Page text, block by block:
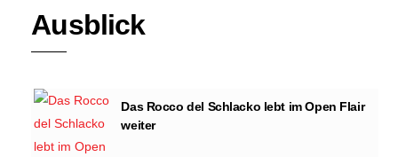
Ausblick
Das Rocco del Schlacko lebt im Open Flair
weiter